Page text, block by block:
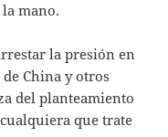
mano.
la presión en
China y otros
del planteamiento
que trate